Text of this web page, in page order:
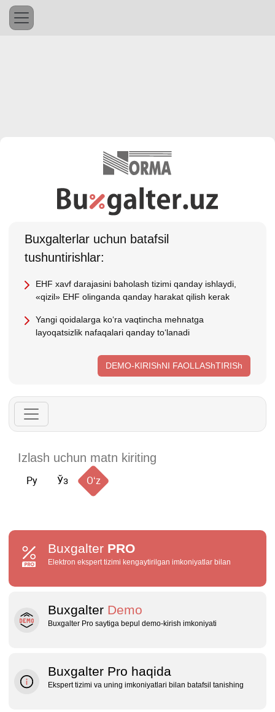
Buхgalterlar uchun batafsil
tushuntirishlar:
EHF хavf darajasini baholash tizimi qanday ishlaydi,
«qizil» EHF olinganda qanday harakat qilish kerak
Yangi qoidalarga koʻra vaqtincha mehnatga
layoqatsizlik nafaqalari qanday toʻlanadi
DEMO-KIRIShNI FAOLLAShTIRISh
Ру Ўз Oʻz
Buxgalter PRO
Elektron ekspert tizimi kengaytirilgan imkoniyatlar bilan
Buxgalter Demo
Buxgalter Pro saytiga bepul demo‑kirish imkoniyati
Buxgalter Pro haqida
Ekspert tizimi va uning imkoniyatlari bilan batafsil tanishing